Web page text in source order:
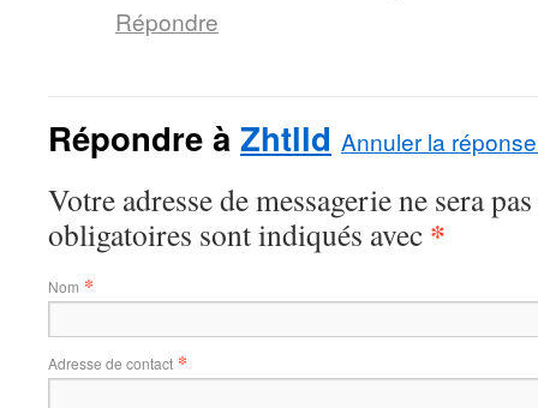
Répondre
Répondre à Zhtlld Annuler la
Votre adresse de messagerie ne sera
obligatoires sont indiqués avec *
Nom *
Adresse de contact *